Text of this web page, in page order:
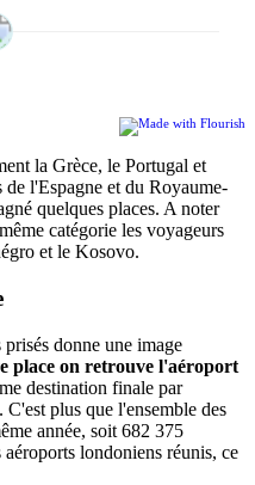
la Grèce, le Portugal et
l'Espagne et du Royaume-
quelques places. A noter
catégorie les voyageurs
et le Kosovo.
donne une image
place on retrouve l'aéroport
destination finale par
plus que l'ensemble des
année, soit 682 375
londoniens réunis, ce